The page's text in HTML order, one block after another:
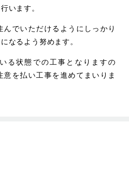
います。
んでいただけるようにしっかり
なるよう努めます。
る状態での工事となりますの
意を払い工事を進めてまいりま